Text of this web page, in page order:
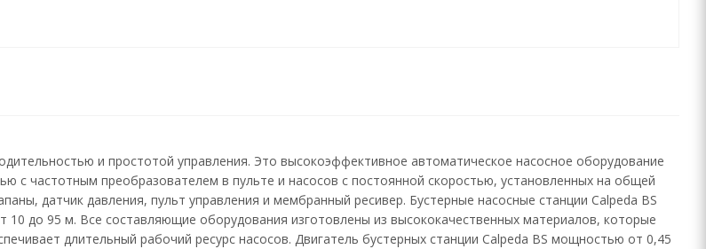
и простотой управления. Это высокоэффективное автоматическое насосное оборудование
с частотным преобразователем в пульте и насосов с постоянной скоростью, установленных на общей
датчик давления, пульт управления и мембранный ресивер. Бустерные насосные станции Calpeda BS
до 95 м. Все составляющие оборудования изготовлены из высококачественных материалов, которые
длительный рабочий ресурс насосов. Двигатель бустерных станции Calpeda BS мощностью от 0,45